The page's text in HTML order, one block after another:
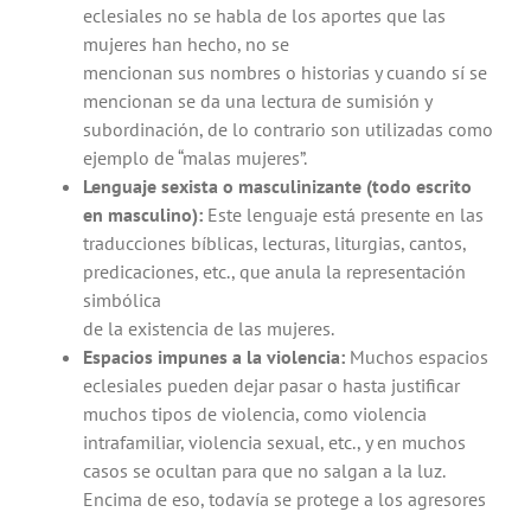
eclesiales no se habla de los aportes que las
mujeres han hecho, no se
mencionan sus nombres o historias y cuando sí se
mencionan se da una lectura de sumisión y
subordinación, de lo contrario son utilizadas como
ejemplo de “malas mujeres”.
Lenguaje sexista o masculinizante (todo escrito
en masculino): Este lenguaje está presente en las
traducciones bíblicas, lecturas, liturgias, cantos,
predicaciones, etc., que anula la representación
simbólica
de la existencia de las mujeres.
Espacios impunes a la violencia: Muchos espacios
eclesiales pueden dejar pasar o hasta justificar
muchos tipos de violencia, como violencia
intrafamiliar, violencia sexual, etc., y en muchos
casos se ocultan para que no salgan a la luz.
Encima de eso, todavía se protege a los agresores